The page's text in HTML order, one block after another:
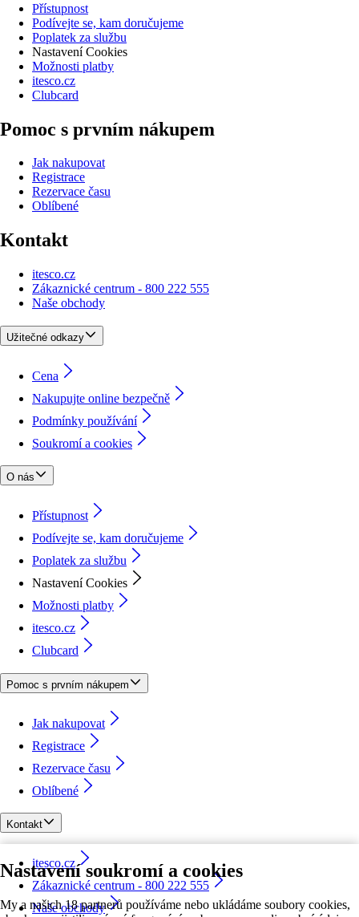
Nastavení soukromí a cookies
My a našich 18 partnerů používáme nebo ukládáme soubory cookies,
Přístupnost
Podívejte se, kam doručujeme
Poplatek za službu
Nastavení Cookies
Možnosti platby
itesco.cz
Clubcard
Pomoc s prvním nákupem
Jak nakupovat
Registrace
Rezervace času
Oblíbené
Kontakt
itesco.cz
Zákaznické centrum - 800 222 555
Naše obchody
Užitečné odkazy
Cena
Nakupujte online bezpečně
Podmínky používání
Soukromí a cookies
O nás
Přístupnost
Podívejte se, kam doručujeme
Poplatek za službu
Nastavení Cookies
Možnosti platby
itesco.cz
Clubcard
Pomoc s prvním nákupem
Jak nakupovat
Registrace
Rezervace času
Oblíbené
Kontakt
itesco.cz
Zákaznické centrum - 800 222 555
Naše obchody